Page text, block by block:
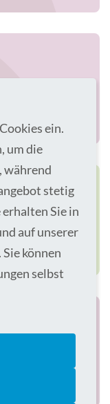
ein.
um die
während
stetig
Sie in
auf unserer
können
selbst